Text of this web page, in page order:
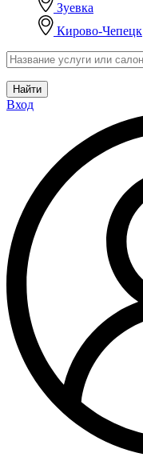
Зуевка
Кирово-Чепецк
Найти
Вход